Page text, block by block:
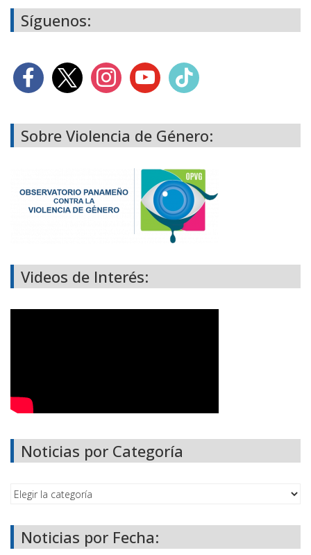
Síguenos:
Sobre Violencia de Género:
Videos de Interés:
Noticias por Categoría
Noticias por Fecha: